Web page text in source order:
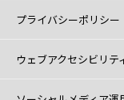
プライバシーポリシー
ウェブアクセシビリテ